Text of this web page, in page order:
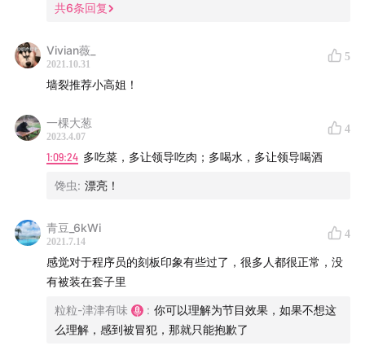
共6条回复
Vivian薇_
2021.10.31
5
墙裂推荐小高姐！
一棵大葱
2023.4.07
4
1:09:24 多吃菜，多让领导吃肉；多喝水，多让领导喝酒
馋虫: 漂亮！
青豆_6kWi
2021.7.14
4
感觉对于程序员的刻板印象有些过了，很多人都很正常，没
有被装在套子里
粒粒-津津有味 : 你可以理解为节目效果，如果不想这
么理解，感到被冒犯，那就只能抱歉了